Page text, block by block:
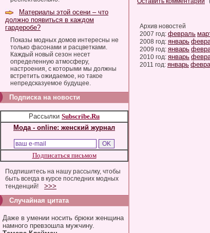
Материалы этой осени – что
должно появиться в каждом
гардеробе?
Показы модных домов интересны не
только фасонами и расцветками.
Каждый новый сезон несет
определенную атмосферу,
настроения, с которыми мы должны
встретить ожидаемое, но такое
непредсказуемое будущее.
Подписка на новости
Рассылки Subscribe.Ru
Мода - online: женский журнал
Подписаться письмом
Подпишитесь на нашу рассылку, чтобы
быть всегда в курсе последних модных
тенденций!
>>>
Случайная цитата
Даже в умении носить брюки женщина
намного превзошла мужчину.
Архив новостей
2007 год: февраль
2008 год: январь
2009 год: январь
2010 год: январь
2011 год: январь